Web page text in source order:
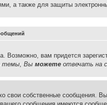
а также для защиты
вам придется
темы, Вы можете отвечать на
собственные сообщения.